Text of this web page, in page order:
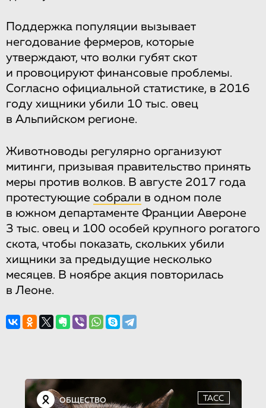
Поддержка популяции вызывает
негодование фермеров, которые
утверждают, что волки губят скот
и провоцируют финансовые проблемы.
Согласно официальной статистике, в 2016
году хищники убили 10 тыс. овец
в Альпийском регионе.
Животноводы регулярно организуют
митинги, призывая правительство принять
меры против волков. В августе 2017 года
протестующие собрали в одном поле
в южном департаменте Франции Авероне
3 тыс. овец и 100 особей крупного рогатого
скота, чтобы показать, скольких убили
хищники за предыдущие несколько
месяцев. В ноябре акция повторилась
в Леоне.
ОБЩЕСТВО ТАСС